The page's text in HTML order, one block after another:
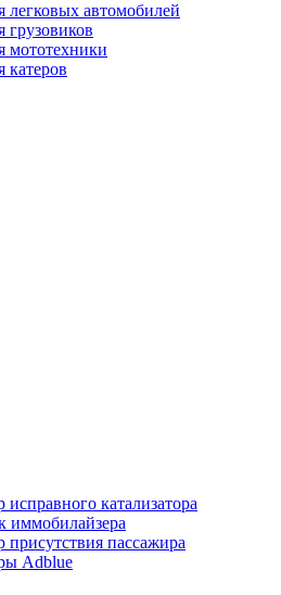
легковых автомобилей
грузовиков
мототехники
катеров
исправного катализатора
иммобилайзера
присутствия пассажира
Adblue